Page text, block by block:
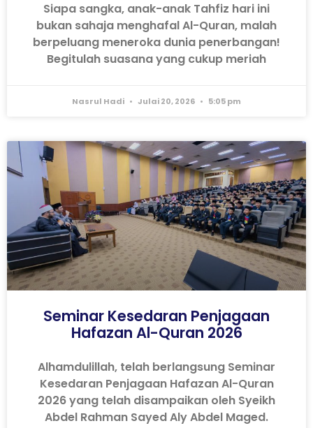
Siapa sangka, anak-anak Tahfiz hari ini
bukan sahaja menghafal Al-Quran, malah
berpeluang meneroka dunia penerbangan!
Begitulah suasana yang cukup meriah
Nasrul Hadi Julai 20, 2026 5:05 pm
Seminar Kesedaran Penjagaan
Hafazan Al-Quran 2026
Alhamdulillah, telah berlangsung Seminar
Kesedaran Penjagaan Hafazan Al-Quran
2026 yang telah disampaikan oleh Syeikh
Abdel Rahman Sayed Aly Abdel Maged.